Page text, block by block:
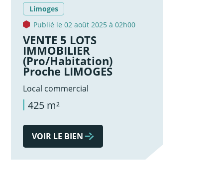
Limoges
Publié le 02 août 2025 à 02h00
VENTE 5 LOTS
IMMOBILIER
(Pro/Habitation)
Proche LIMOGES
Local commercial
425 m²
VOIR LE BIEN